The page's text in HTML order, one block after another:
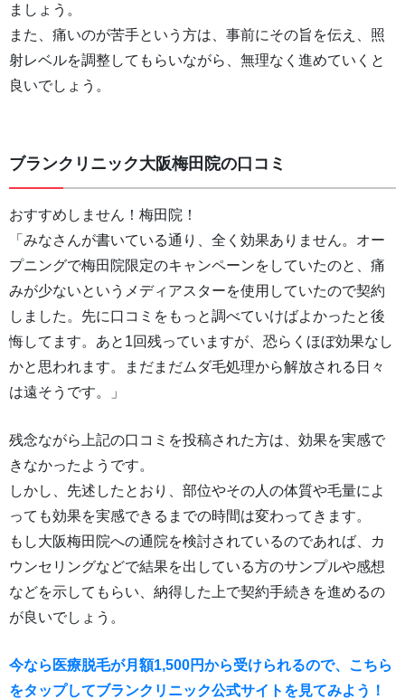
ましょう。
また、痛いのが苦手という方は、事前にその旨を伝え、照
射レベルを調整してもらいながら、無理なく進めていくと
良いでしょう。
ブランクリニック大阪梅田院の口コミ
おすすめしません！梅田院！
「みなさんが書いている通り、全く効果ありません。オー
プニングで梅田院限定のキャンペーンをしていたのと、痛
みが少ないというメディアスターを使用していたので契約
しました。先に口コミをもっと調べていけばよかったと後
悔してます。あと1回残っていますが、恐らくほぼ効果なし
かと思われます。まだまだムダ毛処理から解放される日々
は遠そうです。」
残念ながら上記の口コミを投稿された方は、効果を実感で
きなかったようです。
しかし、先述したとおり、部位やその人の体質や毛量によ
っても効果を実感できるまでの時間は変わってきます。
もし大阪梅田院への通院を検討されているのであれば、カ
ウンセリングなどで結果を出している方のサンプルや感想
などを示してもらい、納得した上で契約手続きを進めるの
が良いでしょう。
今なら医療脱毛が月額1,500円から受けられるので、こちら
をタップしてブランクリニック公式サイトを見てみよう！